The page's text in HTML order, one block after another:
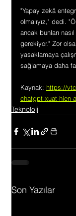
"Yapay zekâ
olmalıyız," dedi.
ancak bunları nasıl
gerekiyor." Zor
yasaklamaya
sağlamaya daha
Kaynak: https://
chatgpt-xuat-hien-
Teknoloji
Son Yazılar